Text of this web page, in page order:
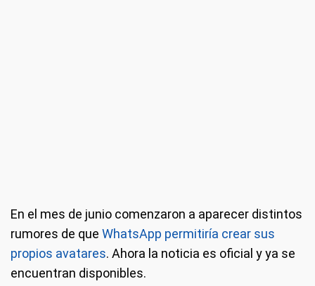
En el mes de junio comenzaron a aparecer distintos
rumores de que WhatsApp permitiría crear sus
propios avatares. Ahora la noticia es oficial y ya se
encuentran disponibles.